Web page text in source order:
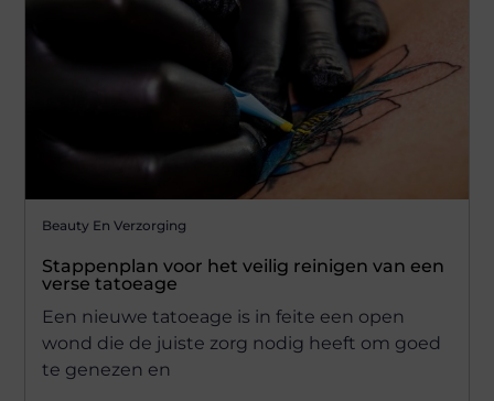
Beauty En Verzorging
Stappenplan voor het veilig reinigen van een
verse tatoeage
Een nieuwe tatoeage is in feite een open
wond die de juiste zorg nodig heeft om goed
te genezen en